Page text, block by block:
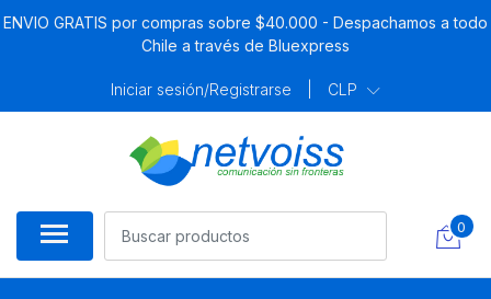
ENVIO GRATIS por compras sobre $40.000 - Despachamos a todo
Chile a través de Bluexpress
Iniciar sesión/Registrarse CLP
0